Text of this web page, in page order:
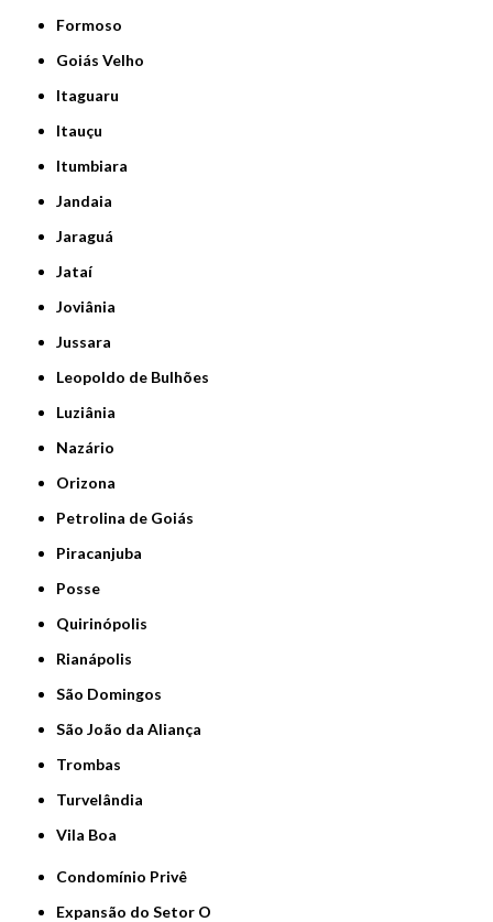
Formoso
Goiás Velho
Itaguaru
Itauçu
Itumbiara
Jandaia
Jaraguá
Jataí
Joviânia
Jussara
Leopoldo de Bulhões
Luziânia
Nazário
Orizona
Petrolina de Goiás
Piracanjuba
Posse
Quirinópolis
Rianápolis
São Domingos
São João da Aliança
Trombas
Turvelândia
Vila Boa
Condomínio Privê
Expansão do Setor O